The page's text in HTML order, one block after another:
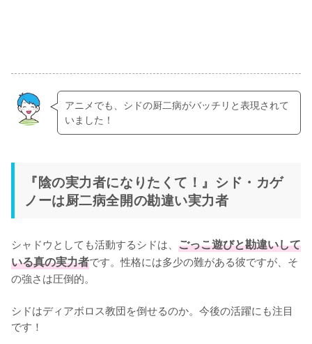
アニメでも、シドの厨二病がバッチリと表現されて
いました！
『陰の実力者になりたくて！』シド・カゲ
ノーは厨二病全開の勘違い実力者
シャドウとしても活動するシドは、 ごっこ遊びと勘違いして
いる真の実力者です。性格には多少の難がある彼ですが、そ
の強さは圧倒的。
シドはディアボロス教団を倒せるのか。今後の活躍にも注目
です！